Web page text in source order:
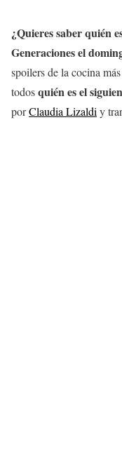
¿Quieres saber quién
Generaciones el
spoilers de la cocina
todosquién es el
porClaudia Lizaldi y